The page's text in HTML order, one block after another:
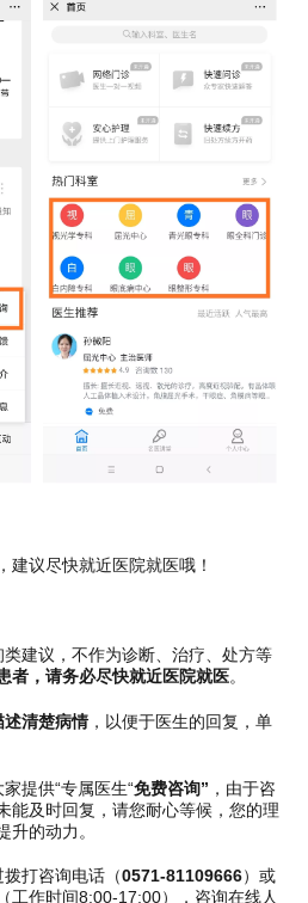
建议尽快就近医院就医哦！
建议，不作为诊断、治疗、处方等
者，请务必尽快就近医院就医。
清楚病情，以便于医生的回复，单
提供“专属医生“免费咨询” ，由于咨
能及时回复，请您耐心等候，您的理
升的动力。
打咨询电话（0571-81109666）或
工作时间8:00-17:00），咨询在线人